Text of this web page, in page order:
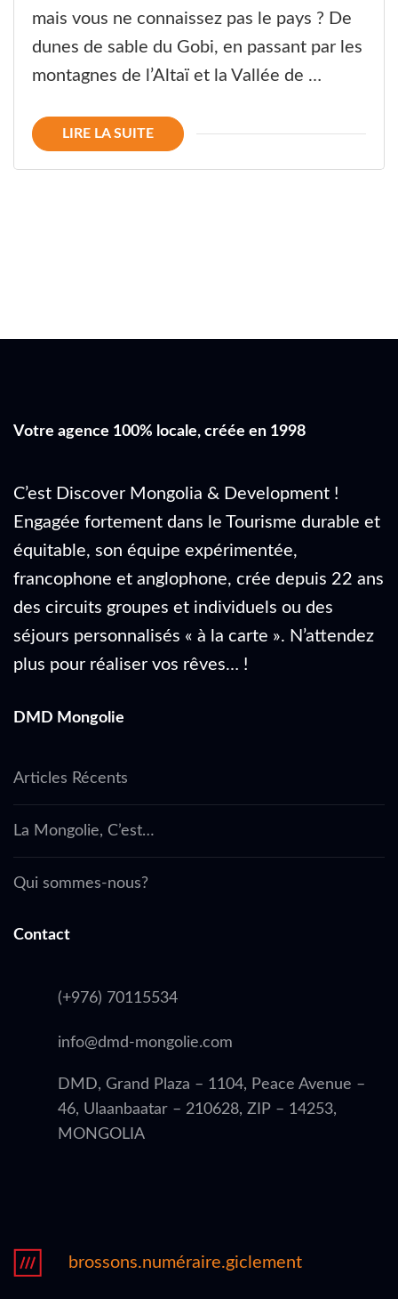
destinations
en
mais vous ne connaissez pas le pays ? De
dunes de sable du Gobi, en passant par les
montagnes de l’Altaï et la Vallée de …
LIRE LA SUITE
Votre agence 100% locale, créée en 1998
C’est Discover Mongolia & Development !
Engagée fortement dans le Tourisme durable et
équitable, son équipe expérimentée,
francophone et anglophone, crée depuis 22 ans
des circuits groupes et individuels ou des
séjours personnalisés « à la carte ». N’attendez
plus pour réaliser vos rêves… !
DMD Mongolie
Articles Récents
La Mongolie, C’est…
Qui sommes-nous?
Contact
(+976) 70115534
info@dmd-mongolie.com
DMD, Grand Plaza – 1104, Peace Avenue –
46, Ulaanbaatar – 210628, ZIP – 14253,
MONGOLIA
brossons.numéraire.giclement